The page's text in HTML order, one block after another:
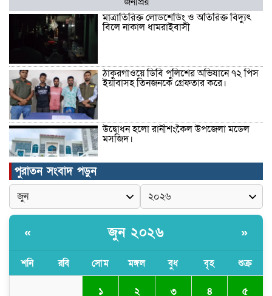
মাত্রাতিরিক্ত লোডশেডিং ও অতিরিক্ত বিদ্যুৎ
বিলে নাকাল ধামরাইবাসী
ঠাকুরগাঁওয়ে ডিবি পুলিশের অভিযানে ৭২ পিস
ইয়াবাসহ তিনজনকে গ্রেফতার করে।
উদ্বোধন হলো রানীশংকৈল উপজেলা মডেল
মসজিদ।
কুমিল্লা প্রেসক্লাবে তিন সাবেক সভাপতিকে
জলবায়ু পরিবর্তনের বিরূপ প্রভাব
পুরাতন সংবাদ পড়ুন
« জুন ২০২৬ »
শনি রবি সোম মঙ্গল বুধ বৃহ শুক্র
১ ২ ৩ ৪ ৫